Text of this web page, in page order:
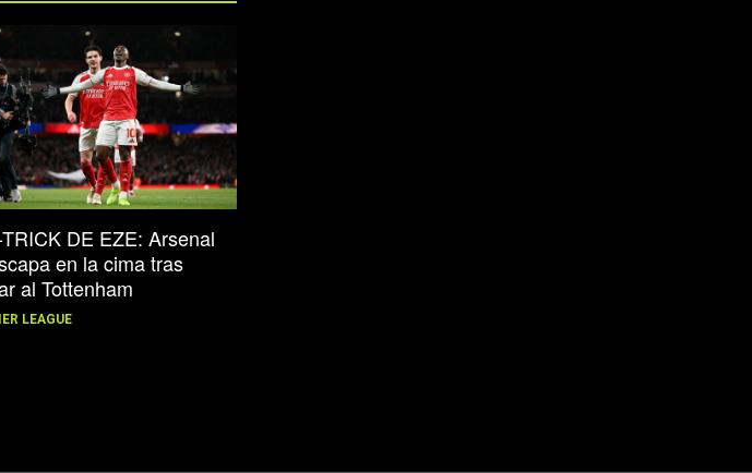
TRICK DE EZE: Arsenal
en la cima tras
al Tottenham
LEAGUE